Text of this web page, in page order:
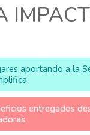
aportando a la
entregados